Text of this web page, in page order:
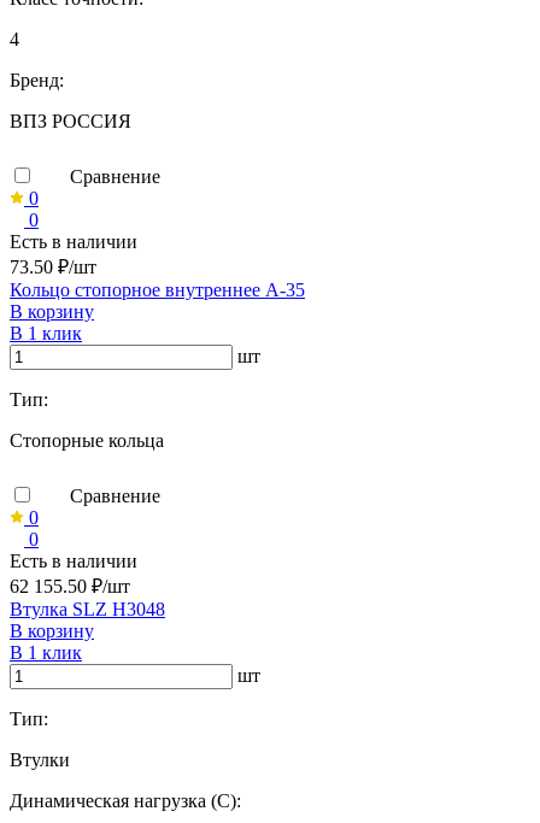
4
Бренд:
ВПЗ РОССИЯ
Сравнение
0
0
Есть в наличии
73.50 ₽/шт
Кольцо стопорное внутреннее А-35
В корзину
В 1 клик
шт
Тип:
Стопорные кольца
Сравнение
0
0
Есть в наличии
62 155.50 ₽/шт
Втулка SLZ H3048
В корзину
В 1 клик
шт
Тип:
Втулки
Динамическая нагрузка (C):